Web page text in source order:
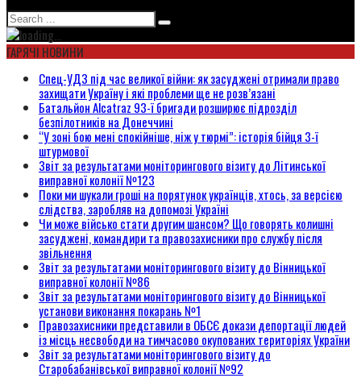
ГАРЯЧІ НОВИНИ
Спец-УДЗ під час великої війни: як засуджені отримали право
захищати Україну і які проблеми ще не розв’язані
Батальйон Alcatraz 93-ї бригади розширює підрозділ
безпілотників на Донеччині
“У зоні бою мені спокійніше, ніж у тюрмі”: історія бійця 3-ї
штурмової
Звіт за результатами моніторингового візиту до Літинської
виправної колонії №123
Поки ми шукали гроші на порятунок українців, хтось, за версією
слідства, заробляв на допомозі Україні
Чи може військо стати другим шансом? Що говорять колишні
засуджені, командири та правозахисники про службу після
звільнення
Звіт за результатами моніторингового візиту до Вінницької
виправної колонії №86
Звіт за результатами моніторингового візиту до Вінницької
установи виконання покарань №1
Правозахисники представили в ОБСЄ докази депортації людей
із місць несвободи на тимчасово окупованих територіях України
Звіт за результатами моніторингового візиту до
Старобабанівської виправної колонії №92